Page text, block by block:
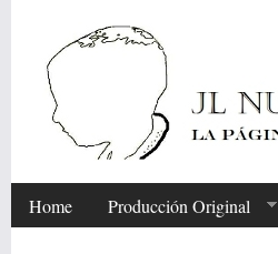
Home Producción Original